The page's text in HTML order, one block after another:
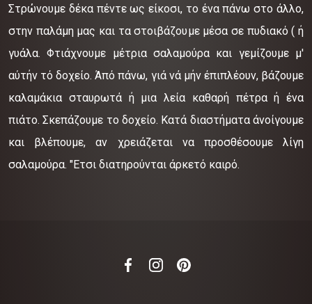
Στρώνουμε δέκα πέντε ως είκοσι, το ένα πάνω στο άλλο,
στην παλάμη μας και τα στοιβάζουμε μέσα σε πυδιακό ( ή
γυάλα. Φτιάχνουμε μέτρια σαλαμούρα και γεμίζουμε μ'
αύτήν τό δοχείο. Άπό πάνω, γιά νά μήν έπιπλέουν, βάζουμε
καλαμάκια σταυρωτά ή μια λεία καθαρή πέτρα ή ένα
πιάτο. Σκεπάζουμε το δοχείο. Κατά διαστήματα άνοίγουμε
και βλέπουμε, αν χρειάζεται να προσθέσουμε λίγη
σαλαμούρα. "Ετσι διατηρούνται άρκετό καιρό.